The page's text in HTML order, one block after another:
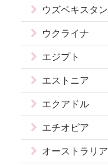
ウズベキスタン
ウクライナ
エジプト
エストニア
エクアドル
エチオピア
オーストラリア